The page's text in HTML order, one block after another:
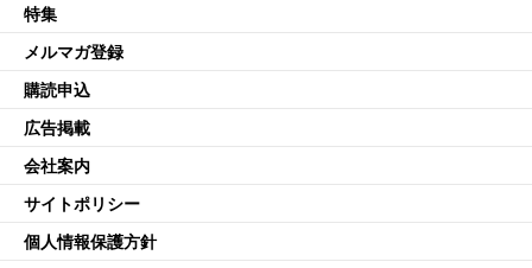
特集
メルマガ登録
購読申込
広告掲載
会社案内
サイトポリシー
個人情報保護方針